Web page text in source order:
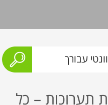
תערוכות – כל